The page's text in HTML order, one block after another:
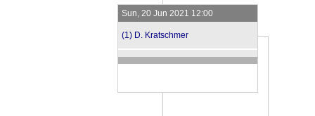
Sun, 20 Jun 2021 12:00
(1) D. Kratschmer